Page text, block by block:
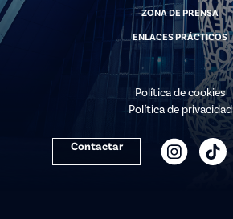
ZONA DE PRENSA
ENLACES PRÁCTICOS
Política de cookies
Política de privacidad
Contactar